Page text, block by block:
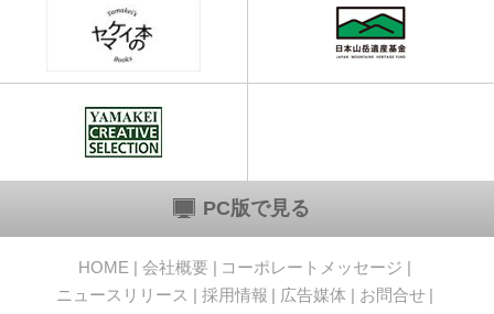
PC版で見る
HOME 会社概要
コーポレートメッセージ
ニュースリリース
採用情報 広告媒体
お問合せ